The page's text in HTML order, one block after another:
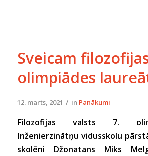
Sveicam
olimpiādes
12. marts, 2021 / in Panākumi
Filozofijas valsts 7.
Inženierzinātņu vidusskolu
skolēni Džonatans Miks